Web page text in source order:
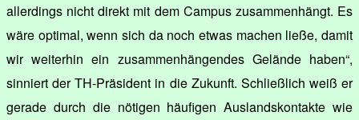
allerdings nicht direkt mit dem Campus zusammenhängt. Es
wäre optimal, wenn sich da noch etwas machen ließe, damit
wir weiterhin ein zusammenhängendes Gelände haben“,
sinniert der TH-Präsident in die Zukunft. Schließlich weiß er
gerade durch die nötigen häufigen Auslandskontakte wie